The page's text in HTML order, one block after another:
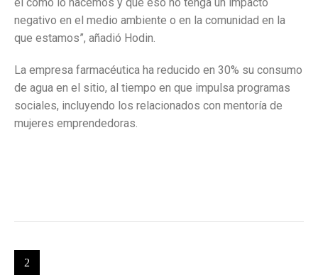
negativo en el medio ambiente o en la comunidad en la
que estamos”, añadió Hodin.
La empresa farmacéutica ha reducido en 30% su consumo
de agua en el sitio, al tiempo en que impulsa programas
sociales, incluyendo los relacionados con mentoría de
mujeres emprendedoras.